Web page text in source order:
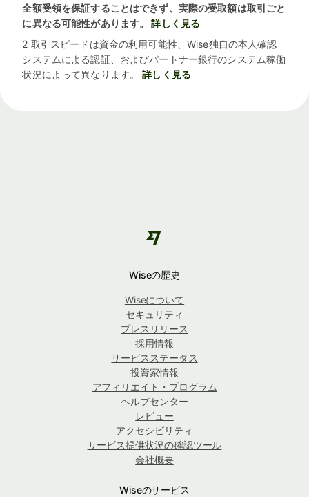
全額受領を保証することはできず、実際の受取額は取引ごと
に異なる可能性があります。
詳しく見る
2 取引スピードは資金の利用可能性、Wise独自の本人確認
システムによる認証、およびパートナー銀行のシステム稼働
状況によって異なります。
詳しく見る
Wiseの歴史
Wiseについて
セキュリティ
プレスリリース
採用情報
サービスステータス
投資家情報
アフィリエイト・プログラム
ヘルプセンター
レビュー
アクセシビリティ
サービス提供状況の確認ツール
会社概要
Wiseのサービス